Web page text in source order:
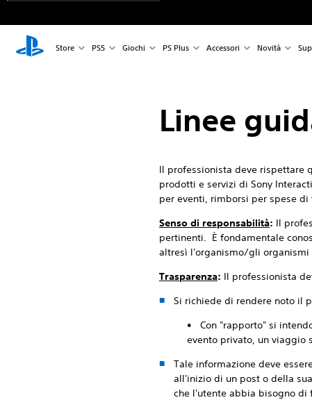
Store PS5 Giochi PS Plus Accessori Novità
Linee
Il professionista deve rispettare
prodotti e servizi di Sony
per eventi, rimborsi per spese
Senso di responsabilità: Il
pertinenti. È fondamentale
altresì l'organismo/gli
Trasparenza: Il professionista
Si richiede di rendere noto il
• Con "rapporto" si
evento privato, un viaggio
Tale informazione deve
all'inizio di un post o della
che l'utente abbia bisogno di